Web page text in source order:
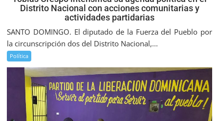
Distrito Nacional con acciones comunitarias y
actividades partidarias
SANTO DOMINGO. El diputado de la Fuerza del Pueblo por
la circunscripción dos del Distrito Nacional,...
Política